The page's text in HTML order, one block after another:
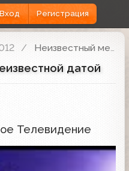
Вход Регистрация
Неизвестный месяц
датой
Телевидение